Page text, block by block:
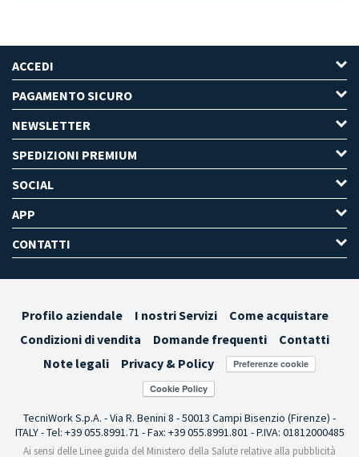
ACCEDI
PAGAMENTO SICURO
NEWSLETTER
SPEDIZIONI PREMIUM
SOCIAL
APP
CONTATTI
Profilo aziendale I nostri Servizi
Come acquistare
Condizioni di vendita
Domande frequenti
Contatti
Note legali
Privacy & Policy Preferenze cookie
TecniWork S.p.A. - Via R. Benini 8 - 50013 Campi Bisenzio (Firenze) -
ITALY - Tel: +39 055.8991.71 - Fax: +39 055.8991.801 - P.IVA: 01812000485
Ai sensi delle Linee guida del Ministero della Salute relative alla pubblicità